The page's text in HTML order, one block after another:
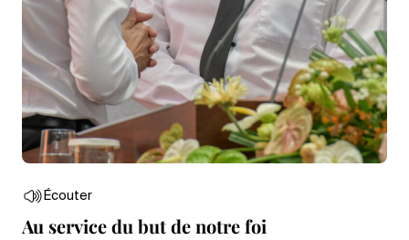
Écouter
Au service du but de notre foi